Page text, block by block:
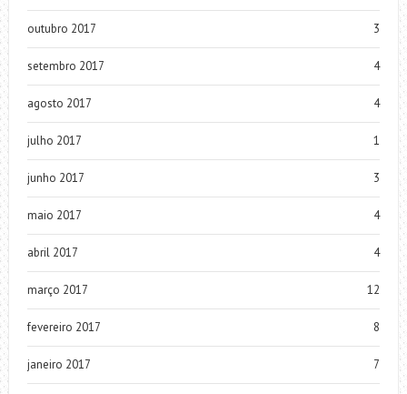
outubro 2017 3
setembro 2017 4
agosto 2017 4
julho 2017 1
junho 2017 3
maio 2017 4
abril 2017 4
março 2017 12
fevereiro 2017 8
janeiro 2017 7